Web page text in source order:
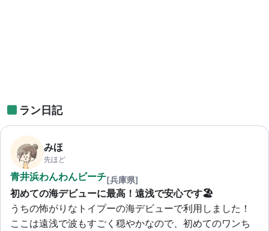
ラン日記
みほ
先ほど
青井浜わんわんビーチ[兵庫県]
初めての海デビューに最高！遠浅で安心です🏖️
うちの怖がりなトイプーの海デビューで利用しました！
ここは遠浅で波もすごく穏やかなので、初めてのワンち